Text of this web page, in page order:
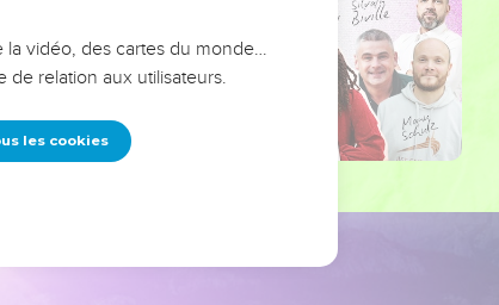
la vidéo, des cartes du monde…
relation aux utilisateurs.
les cookies